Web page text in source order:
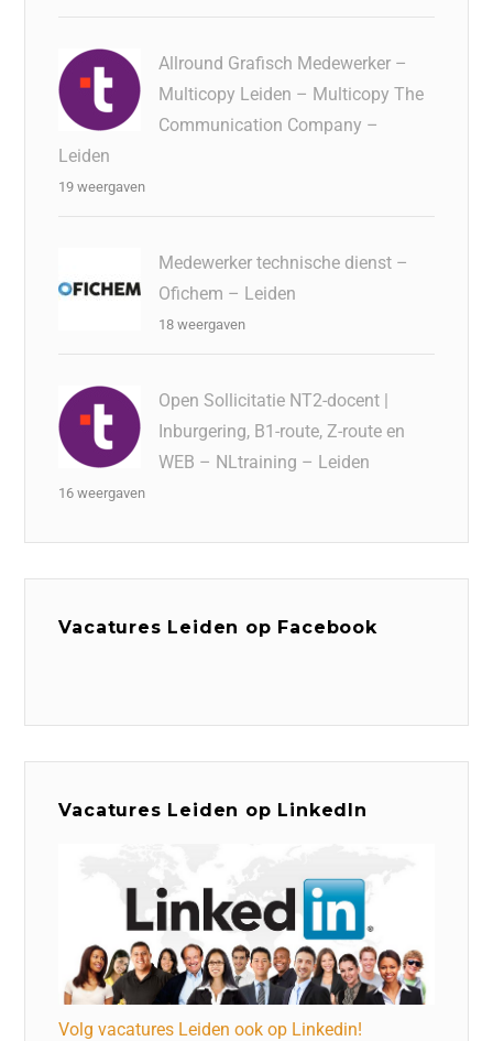
Allround Grafisch Medewerker –
Multicopy Leiden – Multicopy The
Communication Company –
Leiden
19 weergaven
Medewerker technische dienst –
Ofichem – Leiden
18 weergaven
Open Sollicitatie NT2-docent |
Inburgering, B1-route, Z-route en
WEB – NLtraining – Leiden
16 weergaven
Vacatures Leiden op Facebook
Vacatures Leiden op LinkedIn
Volg vacatures Leiden ook op Linkedin!